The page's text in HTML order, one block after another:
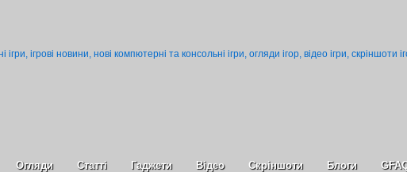
Огляди Статті Гаджети Відео Cкріншоти Блоги